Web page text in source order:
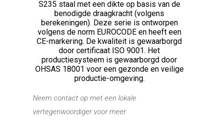
S235 staal met een dikte op basis van de
benodigde draagkracht (volgens
berekeningen). Deze serie is ontworpen
volgens de norm EUROCODE en heeft een
CE-markering. De kwaliteit is gewaarborgd
door certificaat ISO 9001. Het
productiesysteem is gewaarborgd door
OHSAS 18001 voor een gezonde en veilige
productie-omgeving.
Neem contact op met een lokale
vertegenwoordiger voor meer